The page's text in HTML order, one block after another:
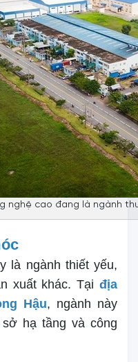
nghệ cao đang là ngành
là ngành thiết yếu,
xuất khác. Tại địa
Hậu, ngành này
hạ tầng và công